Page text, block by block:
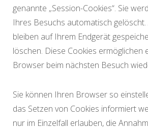
genannte „Session-Cookies“. Sie
Ihres Besuchs automatisch
bleiben auf Ihrem Endgerät
löschen. Diese Cookies ermöglichen
Browser beim nächsten Besuch
Sie können Ihren Browser so
das Setzen von Cookies informiert
nur im Einzelfall erlauben, die